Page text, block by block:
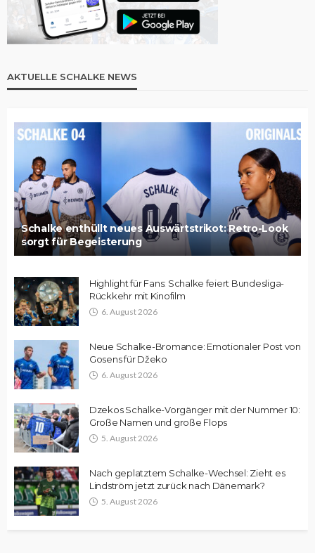
AKTUELLE SCHALKE NEWS
Schalke enthüllt neues Auswärtstrikot: Retro-Look
sorgt für Begeisterung
Highlight für Fans: Schalke feiert Bundesliga-
Rückkehr mit Kinofilm
6. August 2026
Neue Schalke-Bromance: Emotionaler Post von
Gosens für Džeko
6. August 2026
Dzekos Schalke-Vorgänger mit der Nummer 10:
Große Namen und große Flops
5. August 2026
Nach geplatztem Schalke-Wechsel: Zieht es
Lindström jetzt zurück nach Dänemark?
5. August 2026